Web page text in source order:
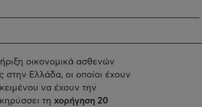
οικονομικά ασθενών
Ελλάδα, οι οποίοι έχουν
να έχουν την
τη χορήγηση 20